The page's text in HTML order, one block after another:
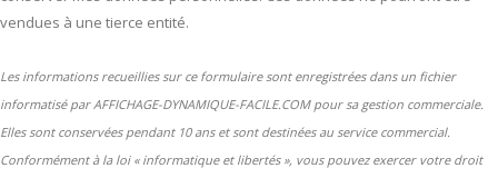
vendues à une tierce entité.
Les informations recueillies sur ce formulaire sont enregistrées dans un fichier
informatisé par AFFICHAGE-DYNAMIQUE-FACILE.COM pour sa gestion commerciale.
Elles sont conservées pendant 10 ans et sont destinées au service commercial.
Conformément à la loi « informatique et libertés », vous pouvez exercer votre droit